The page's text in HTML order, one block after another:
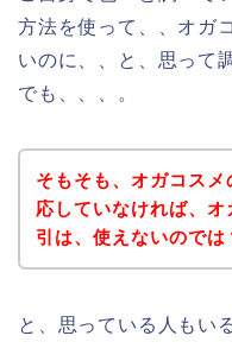
方法を使って、、オガ
いのに、、と、思って
でも、、、。
そもそも、オガコス
応していなければ、
引は、使えないのでは
と、思っている人もい